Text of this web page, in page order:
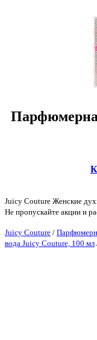
Juicy Couture Женские
Не пропускайте акции и
Juicy Couture /
вода Juicy Couture, 100 мл